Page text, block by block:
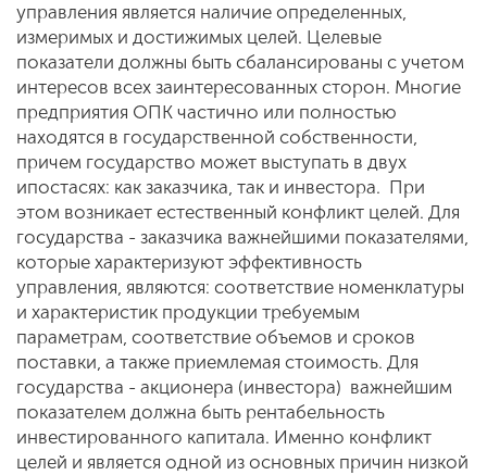
управления является наличие определенных,
измеримых и достижимых целей. Целевые
показатели должны быть сбалансированы с учетом
интересов всех заинтересованных сторон. Многие
предприятия ОПК частично или полностью
находятся в государственной собственности,
причем государство может выступать в двух
ипостасях: как заказчика, так и инвестора. При
этом возникает естественный конфликт целей. Для
государства - заказчика важнейшими показателями,
которые характеризуют эффективность
управления, являются: соответствие номенклатуры
и характеристик продукции требуемым
параметрам, соответствие объемов и сроков
поставки, а также приемлемая стоимость. Для
государства - акционера (инвестора) важнейшим
показателем должна быть рентабельность
инвестированного капитала. Именно конфликт
целей и является одной из основных причин низкой